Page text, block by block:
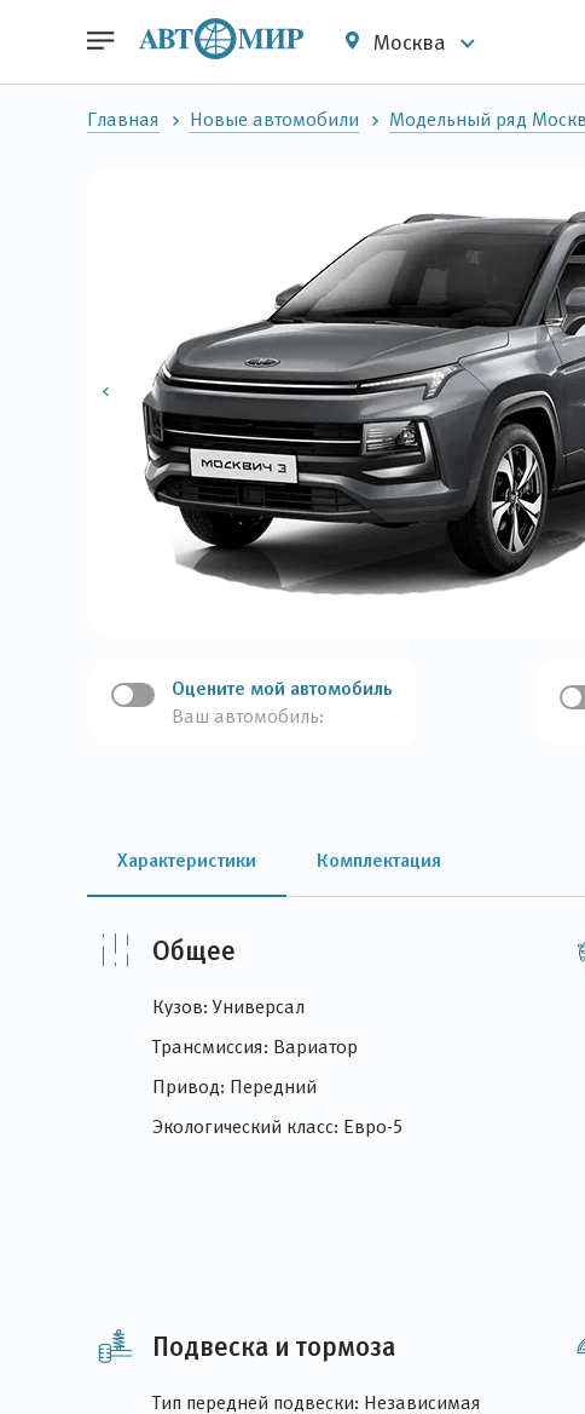
Москва
Главная Новые автомобили Модельный ряд
Оцените мой автомобиль
Ваш автомобиль:
Характеристики Комплектация
Общее
Кузов: Универсал
Трансмиссия: Вариатор
Привод: Передний
Экологический класс: Евро-5
Подвеска и тормоза
Тип передней подвески: Независимая